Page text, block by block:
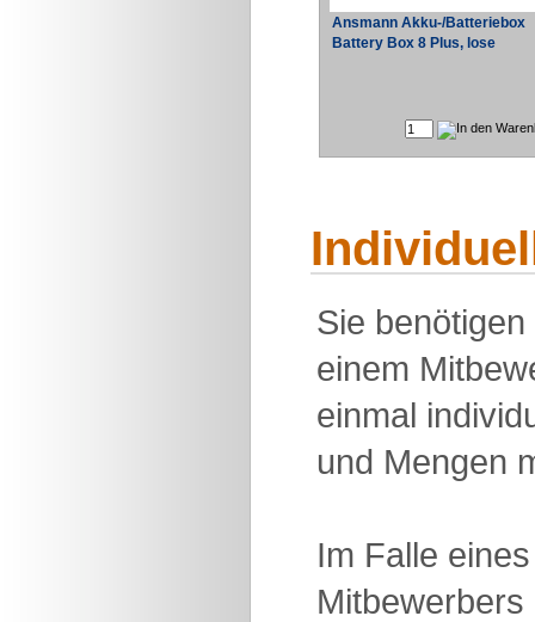
Ansmann Akku-/Batteriebox
Battery Box 8 Plus, lose
Sie
einem
einmal
und Mengen
Im Falle